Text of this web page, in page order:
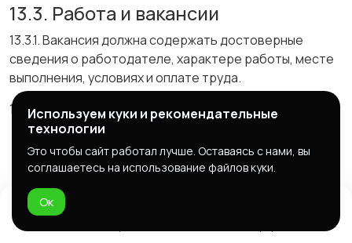
13.3. Работа и вакансии
13.3.1. Вакансия должна содержать достоверные
сведения о работодателе, характере работы, месте
выполнения, условиях и оплате труда.
13.3.2. Запрещается:
предлагать незаконную занятость;
скрывать обязательные вложения или
приобретение товаров;
размещать предложения финансовых пирамид;
использовать дискриминационные требования,
Используем куки и рекомендательные
технологии
Это чтобы сайт работал лучше. Оставаясь с нами, вы
соглашаетесь на использование файлов куки.
Ок